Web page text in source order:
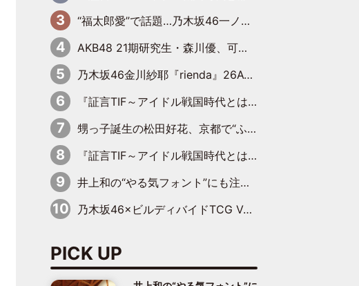
“福太郎愛”で話題…乃木坂46一ノ瀬美空、地元福岡『めんべい25周年トップサポーター』に就任
AKB48 21期研究生・森川優、可愛さもある大人の女性に
乃木坂46金川紗耶『rienda』26AW LOOKモデルに就任
『証言TIF～アイドル戦国時代とはなんだったのか～』第11回：私立恵比寿中学・真山りか×安本彩花「TIFで10年ぶりのキョンシーメイクをしたら、場を完全に引かせてしまって。時代が変わったんだなって」
甥っ子誕生の松田好花、京都で“ふたつの家族”をはしご！ “母”黒谷友香に見送られ、“父”松岡昌宏とはハシゴ酒
『証言TIF～アイドル戦国時代とはなんだったのか～』第10回：さくら学院・武藤彩未×飯田らうら「正直、中3で辞めるというのを信じてなくて。そう言われてはいたけど、嘘でしょって」
井上和の“やる気フォント”にも注目 乃木坂46が挑んだ書道パフォーマンスの舞台裏
乃木坂46×ビルディバイドTCG Vol.2公開 賀喜遥香＆田村真佑が『京まふ』ステージに登壇
PICK UP